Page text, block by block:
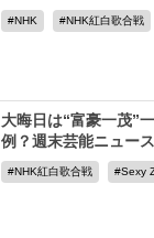
NHK NHK紅白歌合戦
大晦日は“富豪一茂”
例？週末芸能ニュー
NHK紅白歌合戦 Sexy